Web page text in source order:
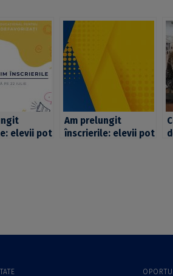
elevii pot
Am prelungit
înscrierile: elevii pot